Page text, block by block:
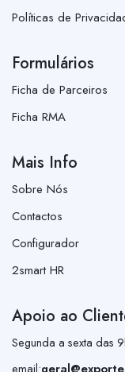
Políticas de
Formulários
Ficha de Parceiros
Ficha RMA
Mais Info
Sobre Nós
Contactos
Configurador
2smart HR
Apoio ao
Segunda a sexta das
email: